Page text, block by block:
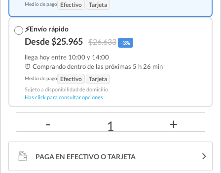
Medio de pago Efectivo Tarjeta
⚡Envío rápido
Desde $25.965 $26.633 -3%
llega hoy entre 10:00 y 14:00
⏰ Comprando dentro de las próximas 5 h 26 min
Medio de pago Efectivo Tarjeta
Sujeto a disponibilidad de domicilio
Has click para consultar opciones
- 1 +
PAGA EN EFECTIVO O TARJETA